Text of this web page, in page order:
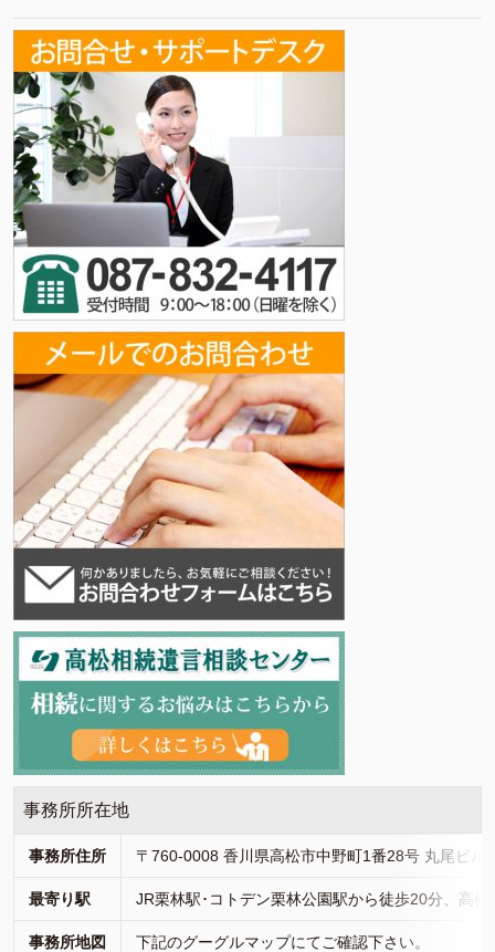
事務所所在地
事務所住所 〒760-0008 香川県高松市中野町1番28号 丸尾ビル
最寄り駅 JR栗林駅･コトデン栗林公園駅から徒歩20分、高
事務所地図 下記のグーグルマップにてご確認下さい。